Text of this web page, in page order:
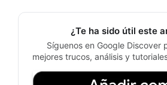
¿Te ha sido útil este
Síguenos en Google Discover
mejores trucos, análisis y